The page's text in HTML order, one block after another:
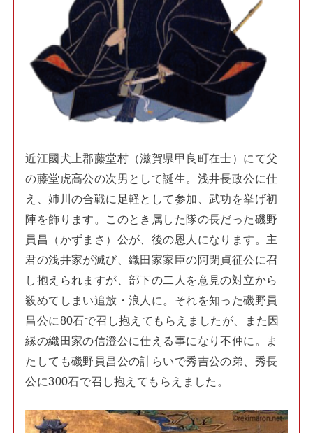
近江國犬上郡藤堂村（滋賀県甲良町在士）にて父
の藤堂虎高公の次男として誕生。浅井長政公に仕
え、姉川の合戦に足軽として参加、武功を挙げ初
陣を飾ります。このとき属した隊の長だった磯野
員昌（かずまさ）公が、後の恩人になります。主
君の浅井家が滅び、織田家家臣の阿閉貞征公に召
し抱えられますが、部下の二人を意見の対立から
殺めてしまい追放・浪人に。それを知った磯野員
昌公に80石で召し抱えてもらえましたが、また因
縁の織田家の信澄公に仕える事になり不仲に。ま
たしても磯野員昌公の計らいで秀吉公の弟、秀長
公に300石で召し抱えてもらえました。